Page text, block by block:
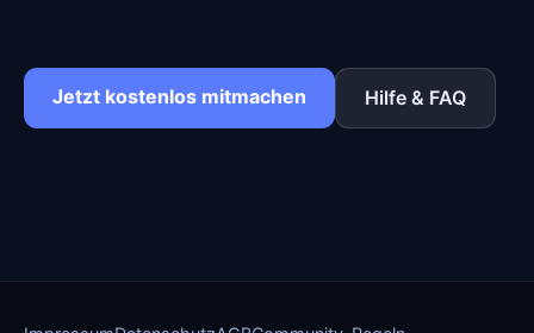
Jetzt kostenlos mitmachen Hilfe & FAQ